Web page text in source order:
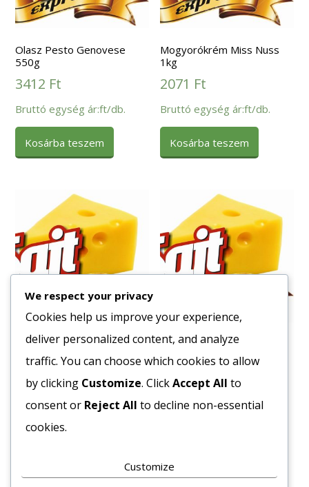
Olasz Pesto Genovese
550g
3412 Ft
Bruttó egység ár:ft/db.
Kosárba teszem
Mogyorókrém Miss Nuss
1kg
2071 Ft
Bruttó egység ár:ft/db.
Kosárba teszem
Szárított Paradicsom 1600
g./ 750 g
6064Ft
Bruttó egység ár:ft/db.
Hámozott Paradicsom San
Marzano 2550/1660 g
4616Ft
Bruttó egység ár:ft/db.
We respect your privacy
Cookies help us improve your experience,
deliver personalized content, and analyze
traffic. You can choose which cookies to allow
by clicking Customize. ClickAccept All to
consent or Reject All to decline non-essential
cookies.
Customize